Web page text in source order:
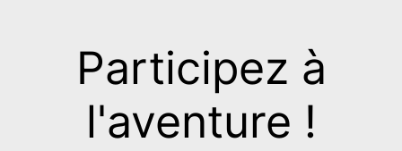
Participez à
l'aventure !